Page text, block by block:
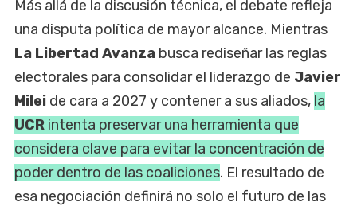
Más allá de la discusión técnica, el debate refleja
una disputa política de mayor alcance. Mientras
La Libertad Avanza busca rediseñar las reglas
electorales para consolidar el liderazgo de Javier
Milei de cara a 2027 y contener a sus aliados, la
UCR intenta preservar una herramienta que
considera clave para evitar la concentración de
poder dentro de las coaliciones. El resultado de
esa negociación definirá no solo el futuro de las